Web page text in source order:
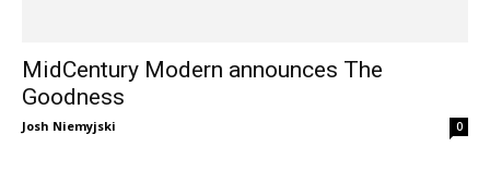
MidCentury Modern announces The
Goodness
Josh Niemyjski 0